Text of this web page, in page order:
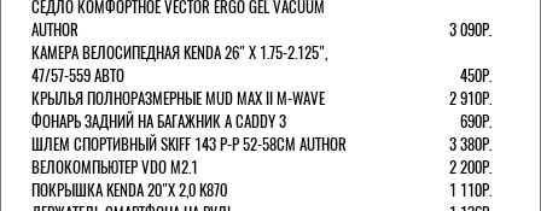
СЕДЛО КОМФОРТНОЕ VECTOR ERGO GEL VACUUM
AUTHOR
3 090Р.
КАМЕРА ВЕЛОСИПЕДНАЯ KENDA 26" Х 1.75-2.125",
47/57-559 АВТО
450Р.
КРЫЛЬЯ ПОЛНОРАЗМЕРНЫЕ MUD MAX II M-WAVE
2 910Р.
ФОНАРЬ ЗАДНИЙ НА БАГАЖНИК A CADDY 3
690Р.
ШЛЕМ СПОРТИВНЫЙ SKIFF 143 Р-Р 52-58СМ AUTHOR
3 380Р.
ВЕЛОКОМПЬЮТЕР VDO M2.1
2 200Р.
ПОКРЫШКА KENDA 20"Х 2,0 K870
1 110Р.